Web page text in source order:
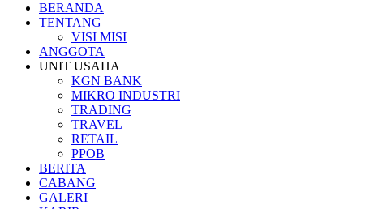
BERANDA
TENTANG
VISI MISI
ANGGOTA
UNIT USAHA
KGN BANK
MIKRO INDUSTRI
TRADING
TRAVEL
RETAIL
PPOB
BERITA
CABANG
GALERI